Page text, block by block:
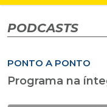
PODCASTS
PONTO A PONTO
Programa na